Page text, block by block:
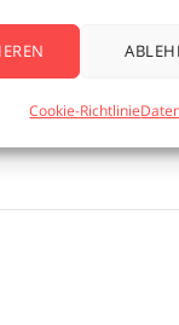
Cookie-Richtlinie
creeping divide